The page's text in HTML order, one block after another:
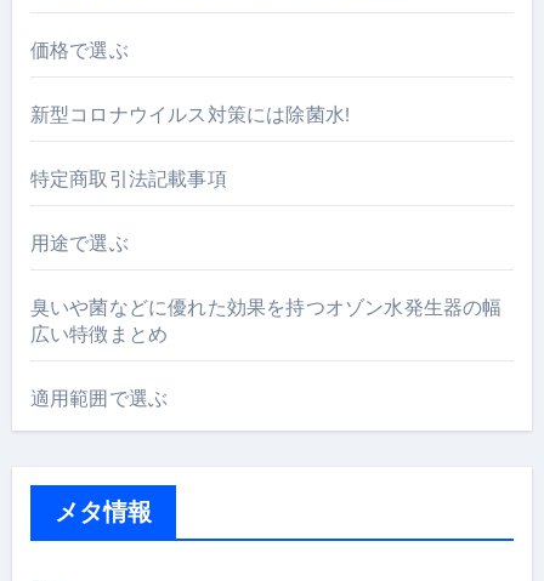
価格で選ぶ
新型コロナウイルス対策には除菌水!
特定商取引法記載事項
用途で選ぶ
臭いや菌などに優れた効果を持つオゾン水発生器の幅
広い特徴まとめ
適用範囲で選ぶ
メタ情報